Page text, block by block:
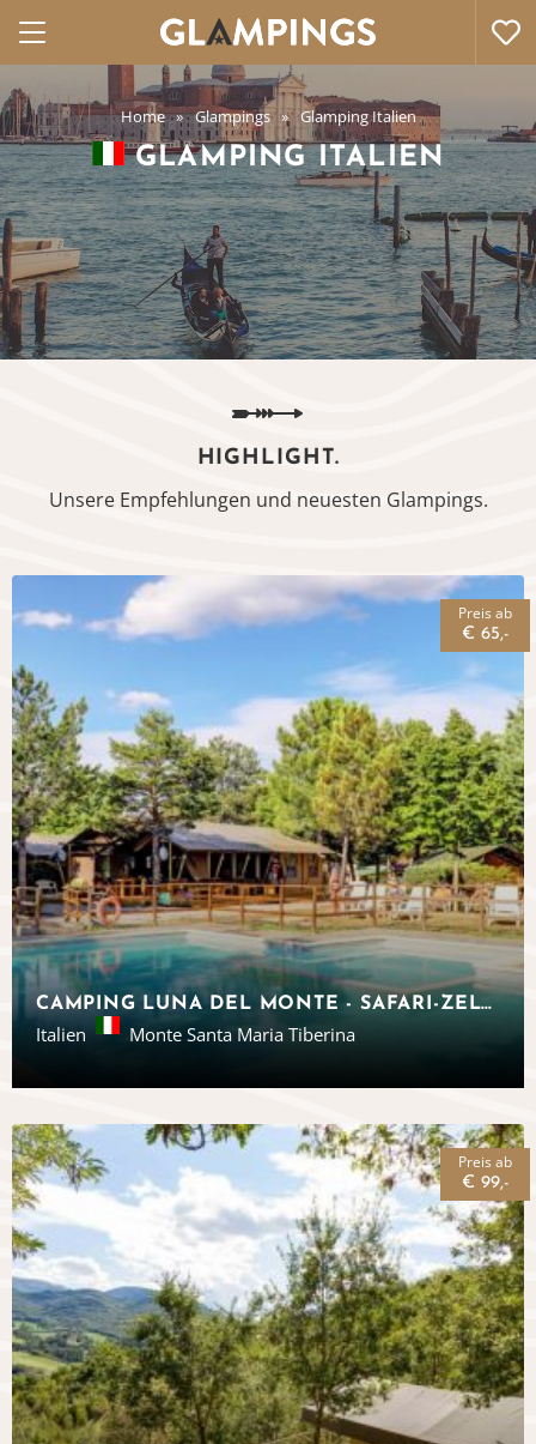
Home Glampings Glamping Italien
GLAMPING ITALIEN
HIGHLIGHT.
Unsere Empfehlungen und neuesten Glampings.
CAMPING LUNA DEL MONTE - SAFARI-ZELTE IN UMBRIEN
Italien Monte Santa Maria Tiberina
Preis ab
€ 65,-
Preis ab
€ 99,-